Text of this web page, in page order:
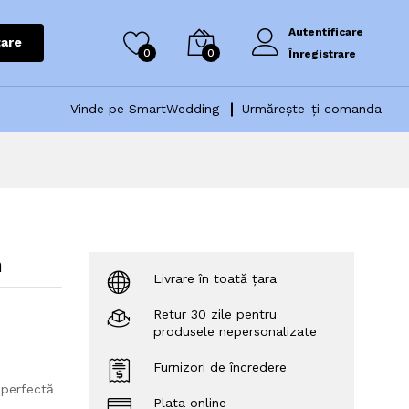
0 0
Autentificare
Înregistrare
Vinde pe SmartWedding Urmărește-ți comanda
Livrare în toată țara
Retur 30 zile pentru
produsele nepersonalizate
Furnizori de încredere
Plata online